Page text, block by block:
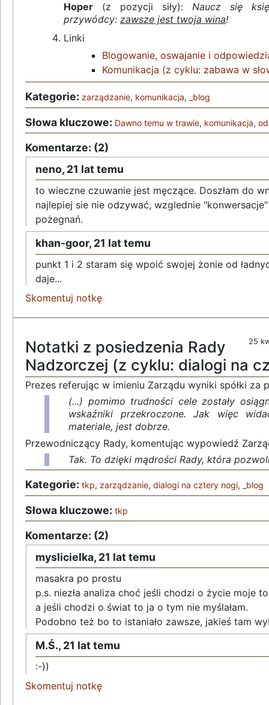
Hoper (z pozycji siły): Naucz się
przywódcy: zawsze jest twoja wina!
Linki
Blogowanie, oswajanie i
Komunikacja (z cyklu: zabawa w
Kategorie: zarządzanie, komunikacja, _blog
Słowa kluczowe: Dawno temu w trawie, komunikacja,
Komentarze: (2)
neno, 21 lat temu
to wieczne czuwanie jest męczące. Doszłam do
najlepiej sie nie odzywać, wzglednie
pożegnań.
khan-goor, 21 lat temu
punkt 1 i 2 staram się wpoić swojej żonie od
daje...
Skomentuj notkę
25
Notatki z posiedzenia Rady
Nadzorczej (z cyklu: dialogi na
Prezes referując w imieniu Zarządu wyniki spółki za
(...) pomimo trudności cele zostały
wskaźniki przekroczone. Jak więc
materiale, jest dobrze.
Przewodniczący Rady, komentując wypowiedź
Tak. To dzięki mądrości Rady, która
Kategorie: tkp, zarządzanie, dialogi na cztery nogi, _blog
Słowa kluczowe: tkp
Komentarze: (2)
myslicielka, 21 lat temu
masakra po prostu
p.s. niezła analiza choć jeśli chodzi o życie moje
a jeśli chodzi o świat to ja o tym nie myślałam.
Podobno też bo to istaniało zawsze, jakieś tam
M.Ś., 21 lat temu
:-))
Skomentuj notkę